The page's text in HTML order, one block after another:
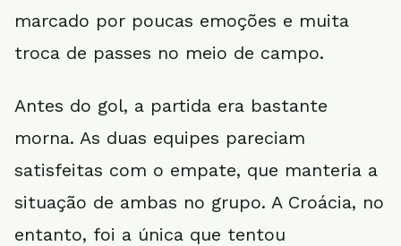
marcado por poucas emoções e muita
troca de passes no meio de campo.
Antes do gol, a partida era bastante
morna. As duas equipes pareciam
satisfeitas com o empate, que manteria a
situação de ambas no grupo. A Croácia, no
entanto, foi a única que tentou